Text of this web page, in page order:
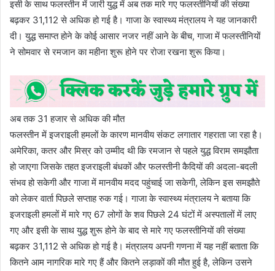
इसी के साथ फलस्तीन में जारी युद्ध में अब तक मारे गए फलस्तीनियों की संख्या
बढ़कर 31,112 से अधिक हो गई है। गाजा के स्वास्थ्य मंत्रालय ने यह जानकारी
दी। युद्ध समाप्त होने के कोई आसार नजर नहीं आने के बीच, गाजा में फलस्तीनियों
ने सोमवार से रमजान का महीना शुरू होने पर रोजा रखना शुरू किया।
अब तक 31 हजार से अधिक की मौत
फलस्तीन में इजराइली हमलों के कारण मानवीय संकट लगातार गहराता जा रहा है।
अमेरिका, कतर और मिस्र को उम्मीद थी कि रमजान से पहले युद्ध विराम समझौता
हो जाएगा जिसके तहत इजराइली बंधकों और फलस्तीनी कैदियों की अदला-बदली
संभव हो सकेगी और गाजा में मानवीय मदद पहुंचाई जा सकेगी, लेकिन इस समझौते
को लेकर वार्ता पिछले सप्ताह रुक गई। गाजा के स्वास्थ्य मंत्रालय ने बताया कि
इजराइली हमलों में मारे गए 67 लोगों के शव पिछले 24 घंटों में अस्पतालों में लाए
गए और इसी के साथ युद्ध शुरू होने के बाद से मारे गए फलस्तीनियों की संख्या
बढ़कर 31,112 से अधिक हो गई है। मंत्रालय अपनी गणना में यह नहीं बताता कि
कितने आम नागरिक मारे गए हैं और कितने लड़ाकों की मौत हुई है, लेकिन उसने